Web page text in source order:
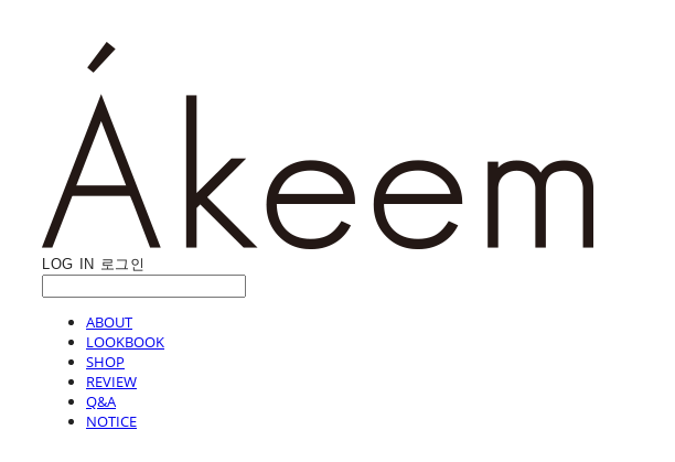
LOG IN 로그인
ABOUT
LOOKBOOK
SHOP
REVIEW
Q&A
NOTICE